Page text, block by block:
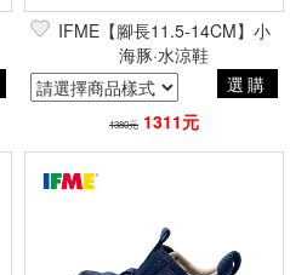
IFME【腳長11.5-14CM】小
海豚·水涼鞋
選購
1380元 1311元